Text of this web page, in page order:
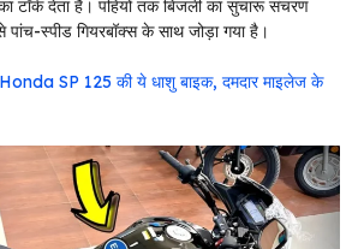
टॉर्क देता है। पहियों तक बिजली का सुचारू संचरण
स्पीड गियरबॉक्स के साथ जोड़ा गया है।
SP 125 की ये धाशु बाइक, दमदार माइलेज के